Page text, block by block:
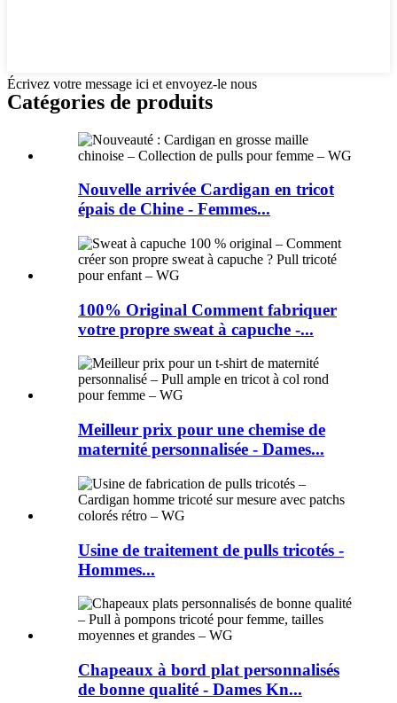
Écrivez votre message ici et envoyez-le nous
Catégories de produits
Nouvelle arrivée Cardigan en tricot
épais de Chine - Femmes...
100% Original Comment fabriquer
votre propre sweat à capuche -...
Meilleur prix pour une chemise de
maternité personnalisée - Dames...
Usine de traitement de pulls tricotés -
Hommes...
Chapeaux à bord plat personnalisés
de bonne qualité - Dames Kn...